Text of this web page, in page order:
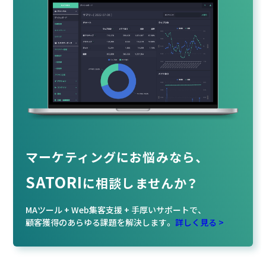
マーケティングにお悩みなら、
SATORIに相談しませんか？
MAツール + Web集客支援 + 手厚いサポートで、
顧客獲得のあらゆる課題を解決します。 詳しく見る >